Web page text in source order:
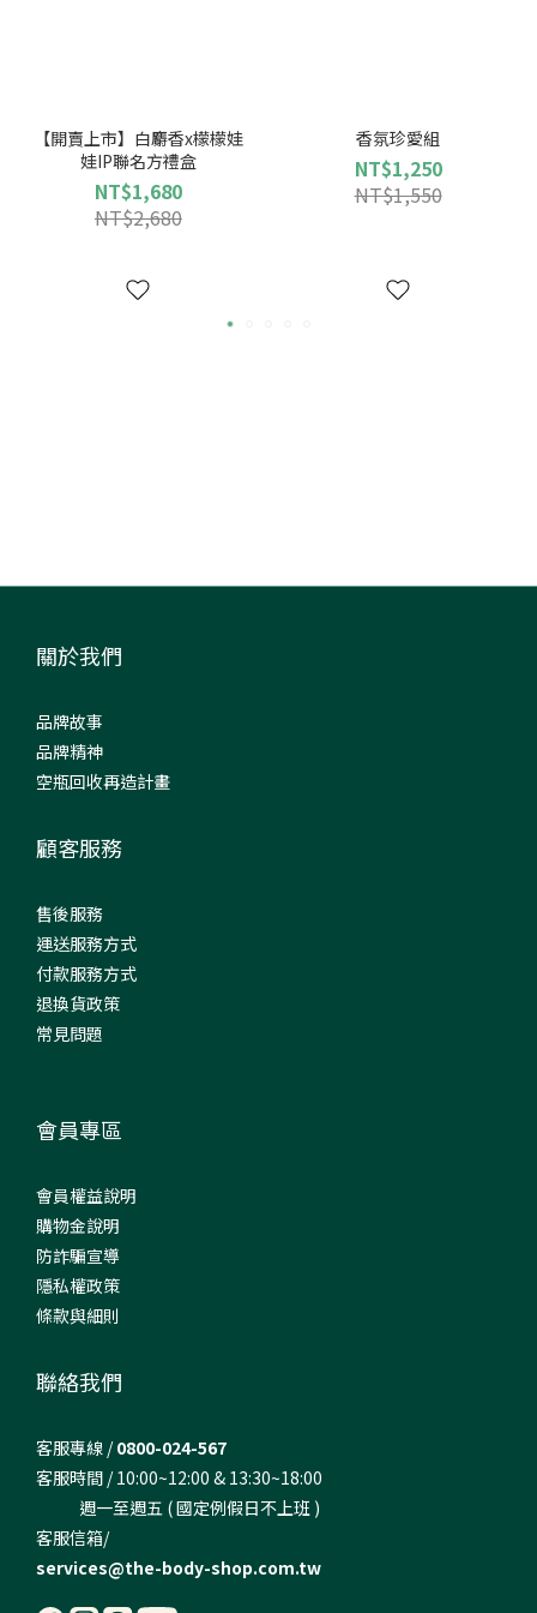
【開賣上市】白麝香x檬檬娃
娃IP聯名方禮盒
NT$1,680
NT$2,680
香氛珍愛組
NT$1,250
NT$1,550
關於我們
品牌故事
品牌精神
空瓶回收再造計畫
顧客服務
售後服務
運送服務方式
付款服務方式
退換貨政策
常見問題
會員專區
會員權益說明
購物金說明
防詐騙宣導
隱私權政策
條款與細則
聯絡我們
客服專線 /0800-024-567
客服時間 / 10:00~12:00 & 13:30~18:00
週一至週五 ( 國定例假日不上班 )
客服信箱/
services@the-body-shop.com.tw